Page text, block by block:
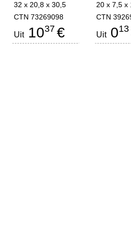
32 x 20,8 x 30,5
CTN 73269098
Uit1037 €
20 x 7,5 x
CTN
Uit013